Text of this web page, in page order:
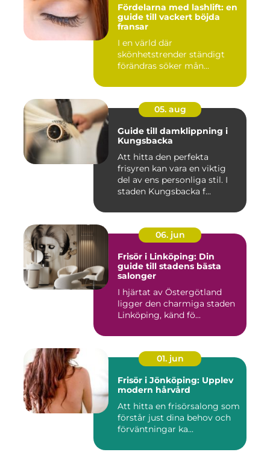
Fördelarna med lashlift: en
guide till vackert böjda
fransar
I en värld där
skönhetstrender ständigt
förändras söker mån...
05. aug
Guide till damklippning i
Kungsbacka
Att hitta den perfekta
frisyren kan vara en viktig
del av ens personliga stil. I
staden Kungsbacka f...
06. jun
Frisör i Linköping: Din
guide till stadens bästa
salonger
I hjärtat av Östergötland
ligger den charmiga staden
Linköping, känd fö...
01. jun
Frisör i Jönköping: Upplev
modern hårvård
Att hitta en frisörsalong som
förstår just dina behov och
förväntningar ka...